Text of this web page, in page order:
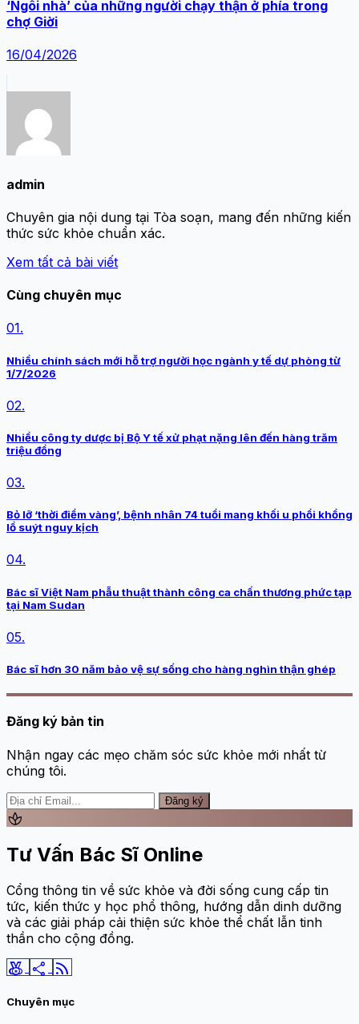
‘Ngôi nhà’ của những người chạy thận ở phía trong
chợ Giời
16/04/2026
admin
Chuyên gia nội dung tại Tòa soạn, mang đến những kiến
thức sức khỏe chuẩn xác.
Xem tất cả bài viết
Cùng chuyên mục
01.
Nhiều chính sách mới hỗ trợ người học ngành y tế dự phòng từ
1/7/2026
02.
Nhiều công ty dược bị Bộ Y tế xử phạt nặng lên đến hàng trăm
triệu đồng
03.
Bỏ lỡ ‘thời điểm vàng’, bệnh nhân 74 tuổi mang khối u phổi khổng
lồ suýt nguy kịch
04.
Bác sĩ Việt Nam phẫu thuật thành công ca chấn thương phức tạp
tại Nam Sudan
05.
Bác sĩ hơn 30 năm bảo vệ sự sống cho hàng nghìn thận ghép
Đăng ký bản tin
Nhận ngay các mẹo chăm sóc sức khỏe mới nhất từ
chúng tôi.
Đăng ký
spa
Tư Vấn Bác Sĩ Online
Cổng thông tin về sức khỏe và đời sống cung cấp tin
tức, kiến thức y học phổ thông, hướng dẫn dinh dưỡng
và các giải pháp cải thiện sức khỏe thể chất lẫn tinh
thần cho cộng đồng.
social_leaderboard share rss_feed
Chuyên mục